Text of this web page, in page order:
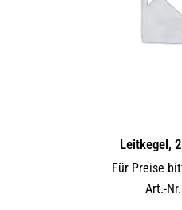
Leitkegel,
Für Preise
Art.-